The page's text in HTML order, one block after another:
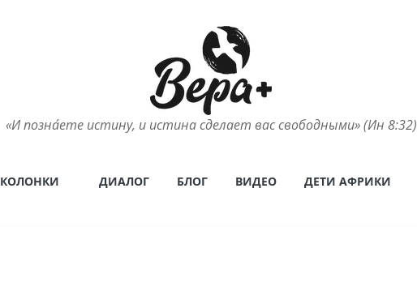
«И позна́ете истину, и истина сделает вас свободными» (Ин 8:32)
ДИАЛОГ БЛОГ ВИДЕО ДЕТИ АФРИКИ